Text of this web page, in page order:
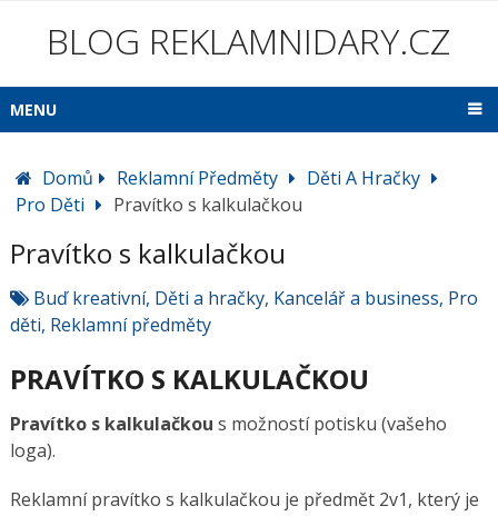
BLOG REKLAMNIDARY.CZ
MENU
Domů Reklamní Předměty
Děti A Hračky
Pro Děti
Pravítko s kalkulačkou
Pravítko s kalkulačkou
Buď kreativní, Děti a hračky, Kancelář a business, Pro
děti, Reklamní předměty
PRAVÍTKO S KALKULAČKOU
Pravítko s kalkulačkou s možností potisku (vašeho
loga).
Reklamní pravítko s kalkulačkou je předmět 2v1, který je